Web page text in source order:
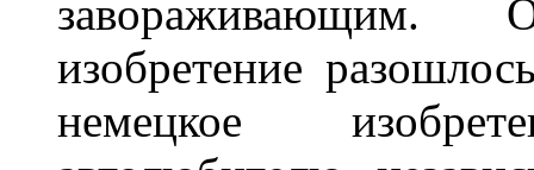
завораживающим.
изобретение
немецкое